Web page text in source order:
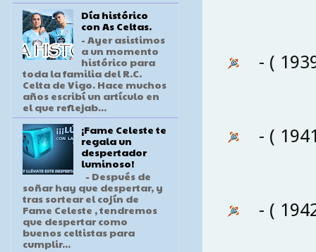
- (
- (
- (
Día histórico
con As Celtas.
- Ayer asistimos
a un momento
histórico para
toda la familia del R.C.
Celta de Vigo. Hace muchos
años escribí un artículo en
el que reflejab...
¡Fame Celeste te
regala un
despertador
luminoso!
- Después de
soñar hay que despertar, y
tras sortear el cojín de
Fame Celeste , tendremos
que despertar como
buenos celtistas para
cumplir...